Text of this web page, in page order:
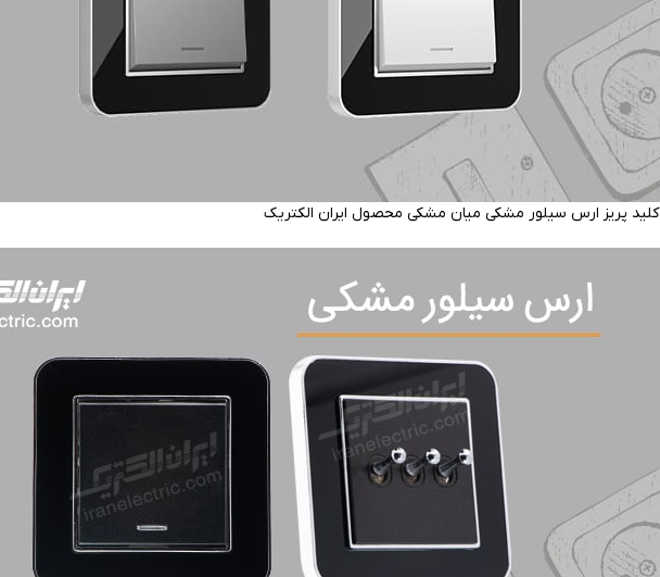
کلید پریز ارس سیلور مشکی میان مشکی محصول ایران الکتریک